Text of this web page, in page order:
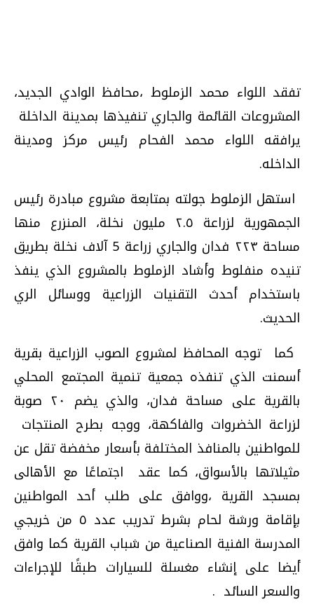
تفقد اللواء محمد الزملوط ،محافظ الوادي الجديد،
المشروعات القائمة والجاري تنفيذها بمدينة الداخلة
يرافقه اللواء محمد الفحام رئيس مركز ومدينة
الداخله.
استهل الزملوط جولته بمتابعة مشروع مبادرة رئيس
الجمهورية لزراعة ٢.٥ مليون نخلة، المنزرع منها
مساحة ٢٢٣ فدان والجاري زراعة 5 آلاف نخلة بطريق
تنيده منفلوط وأشاد الزملوط بالمشروع الذي ينفذ
باستخدام أحدث التقنيات الزراعية ووسائل الري
الحديث.
كما توجه المحافظ لمشروع الصوب الزراعية بقرية
أسمنت الذي تنفذه جمعية تنمية المجتمع المحلي
بالقرية على مساحة فدان، والذي يضم ٢٠ صوبة
لزراعة الخضروات والفاكهة، ووجه بطرح المنتجات
للمواطنين بالمنافذ المختلفة بأسعار مخفضة تقل عن
مثيلاتها بالأسواق، كما عقد اجتماعًا مع الأهالى
بمسجد القرية ،ووافق على طلب أحد المواطنين
بإقامة ورشة لحام بشرط تدريب عدد ٥ من خريجي
المدرسة الفنية الصناعية من شباب القرية كما وافق
أيضا على إنشاء مغسلة للسيارات طبقًا للإجراءات
والسعر السائد .